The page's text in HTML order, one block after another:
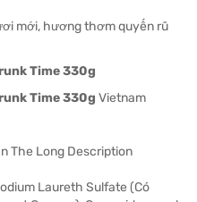
mới, hương thơm quyến rũ
Time 330g
Time 330g Vietnam
The Long Description
Laureth Sulfate (Có